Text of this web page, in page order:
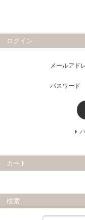
ログイン
メールアド
パスワード
カート
検索